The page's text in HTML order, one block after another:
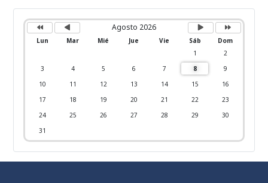
A
o
a
n
t
o
M
s
a
n
P
ó
x
i
m
o
a
o
P
ó
x
i
m
e
Agosto 2026
Lun Mar Mié Jue Vie Sáb
Dom
1
2
3
4 5 6 7 8
9
10
11 12 13 14 15
16
17
18 19 20 21 22
23
24
25 26 27 28 29
30
31